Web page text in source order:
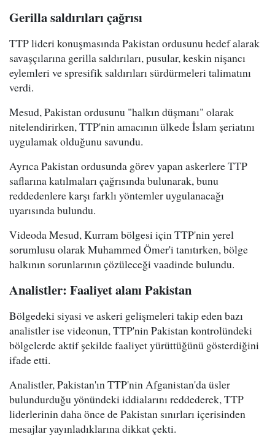
Gerilla saldırıları çağrısı
TTP lideri konuşmasında Pakistan ordusunu hedef alarak
savaşçılarına gerilla saldırıları, pusular, keskin nişancı
eylemleri ve spresifik saldırıları sürdürmeleri talimatını
verdi.
Mesud, Pakistan ordusunu "halkın düşmanı" olarak
nitelendirirken, TTP'nin amacının ülkede İslam şeriatını
uygulamak olduğunu savundu.
Ayrıca Pakistan ordusunda görev yapan askerlere TTP
saflarına katılmaları çağrısında bulunarak, bunu
reddedenlere karşı farklı yöntemler uygulanacağı
uyarısında bulundu.
Videoda Mesud, Kurram bölgesi için TTP'nin yerel
sorumlusu olarak Muhammed Ömer'i tanıtırken, bölge
halkının sorunlarının çözüleceği vaadinde bulundu.
Analistler: Faaliyet alanı Pakistan
Bölgedeki siyasi ve askeri gelişmeleri takip eden bazı
analistler ise videonun, TTP'nin Pakistan kontrolündeki
bölgelerde aktif şekilde faaliyet yürüttüğünü gösterdiğini
ifade etti.
Analistler, Pakistan'ın TTP'nin Afganistan'da üsler
bulundurduğu yönündeki iddialarını reddederek, TTP
liderlerinin daha önce de Pakistan sınırları içerisinden
mesajlar yayınladıklarına dikkat çekti.